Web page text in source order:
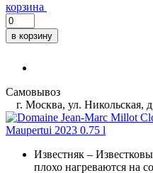
корзина
в корзину
Самовывоз
г. Москва, ул. Никольская,
Известняк –
плохо нагреваются на